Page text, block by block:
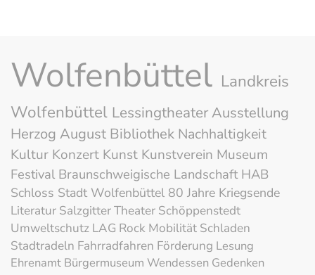
Wolfenbüttel Landkreis
Wolfenbüttel LessingtheaterAusstellung
Herzog August Bibliothek Nachhaltigkeit
Kultur Konzert Kunst Kunstverein Museum
Festival Braunschweigische Landschaft HAB
Schloss Stadt Wolfenbüttel 80 Jahre Kriegsende
Literatur SalzgitterTheater Schöppenstedt
Umweltschutz LAG Rock Mobilität Schladen
Stadtradeln Fahrradfahren Förderung Lesung
Ehrenamt Bürgermuseum Wendessen Gedenken